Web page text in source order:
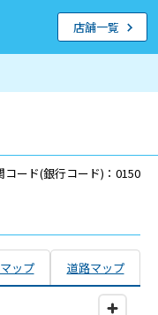
店舗一覧
コード(銀行コード)：0150
ップ 道路マップ